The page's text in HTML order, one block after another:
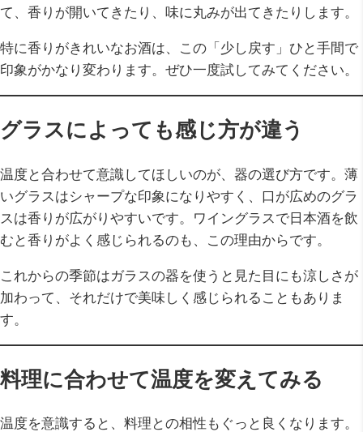
て、香りが開いてきたり、味に丸みが出てきたりします。
特に香りがきれいなお酒は、この「少し戻す」ひと手間で
印象がかなり変わります。ぜひ一度試してみてください。
グラスによっても感じ方が違う
温度と合わせて意識してほしいのが、器の選び方です。薄
いグラスはシャープな印象になりやすく、口が広めのグラ
スは香りが広がりやすいです。ワイングラスで日本酒を飲
むと香りがよく感じられるのも、この理由からです。
これからの季節はガラスの器を使うと見た目にも涼しさが
加わって、それだけで美味しく感じられることもありま
す。
料理に合わせて温度を変えてみる
温度を意識すると、料理との相性もぐっと良くなります。